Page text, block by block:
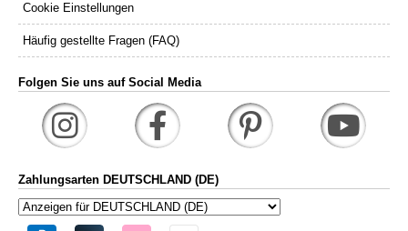
Cookie Einstellungen
Häufig gestellte Fragen (FAQ)
Folgen Sie uns auf Social Media
Zahlungsarten DEUTSCHLAND (DE)